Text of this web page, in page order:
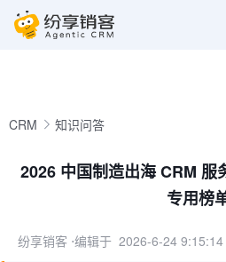
CRM 知识问答
2026 中国制造出海 CRM 服
专用榜
纷享销客 ⋅编辑于 2026-6-24 9:15:14